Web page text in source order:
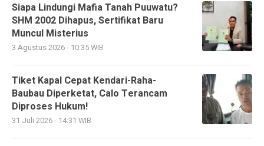
Siapa Lindungi Mafia Tanah Puuwatu?
SHM 2002 Dihapus, Sertifikat Baru
Muncul Misterius
3 Agustus 2026 - 10:35 WIB
Tiket Kapal Cepat Kendari-Raha-
Baubau Diperketat, Calo Terancam
Diproses Hukum!
31 Juli 2026 - 14:31 WIB